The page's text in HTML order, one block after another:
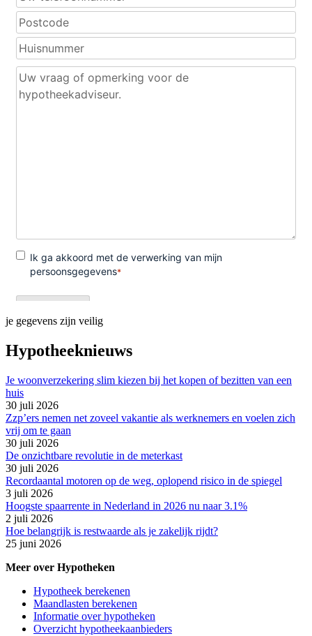
je gegevens zijn veilig
Hypotheeknieuws
Je woonverzekering slim kiezen bij het kopen of bezitten van een
huis
30 juli 2026
Zzp’ers nemen net zoveel vakantie als werknemers en voelen zich
vrij om te gaan
30 juli 2026
De onzichtbare revolutie in de meterkast
30 juli 2026
Recordaantal motoren op de weg, oplopend risico in de spiegel
3 juli 2026
Hoogste spaarrente in Nederland in 2026 nu naar 3.1%
2 juli 2026
Hoe belangrijk is restwaarde als je zakelijk rijdt?
25 juni 2026
Meer over Hypotheken
Hypotheek berekenen
Maandlasten berekenen
Informatie over hypotheken
Overzicht hypotheekaanbieders